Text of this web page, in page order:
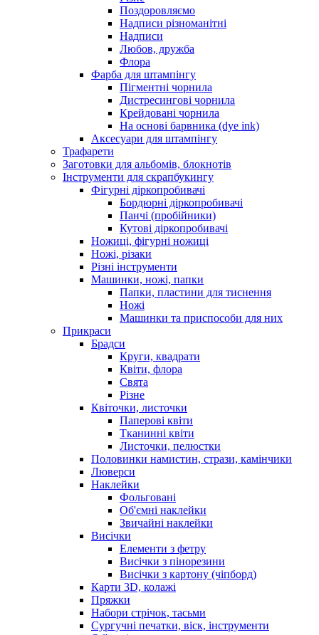
Поздоровляємо
Надписи різноманітні
Надписи
Любов, дружба
Флора
Фарба для штампінгу
Пігментні чорнила
Дистресингові чорнила
Крейдовані чорнила
На основі барвника (dye ink)
Аксесуари для штампінгу
Трафарети
Заготовки для альбомів, блокнотів
Інструменти для скрапбукингу
Фігурні діркопробивачі
Бордюрні діркопробивачі
Панчі (пробійники)
Кутові діркопробивачі
Ножиці, фігурні ножиці
Ножі, різаки
Різні інструменти
Машинки, ножі, папки
Папки, пластини для тиснення
Ножі
Машинки та приспособи для них
Прикраси
Брадси
Круги, квадрати
Квіти, флора
Свята
Різне
Квіточки, листочки
Паперові квіти
Тканинні квіти
Листочки, пелюстки
Половинки намистин, стрази, камінчики
Люверси
Наклейки
Фольговані
Об'ємні наклейки
Звичайні наклейки
Висічки
Елементи з фетру
Висічки з пінорезини
Висічки з картону (чіпборд)
Карти 3D, колажі
Пряжки
Набори стрічок, тасьми
Сургучні печатки, віск, інструменти